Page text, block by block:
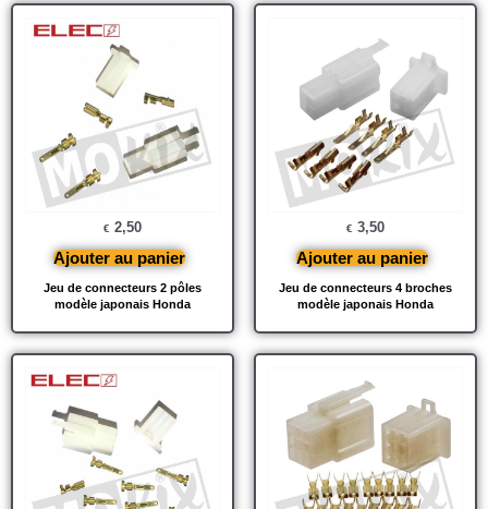
Jeu de connecteurs 2 pôles
modèle japonais Honda
€ 2,50
Ajouter au panier
Jeu de connecteurs 4 broches
modèle japonais Honda
€ 3,50
Ajouter au panier